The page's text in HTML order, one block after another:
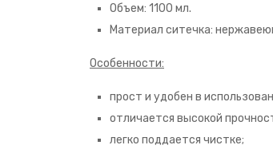
Объем: 1100 мл.
Материал ситечка:
Особенности:
прост и удобен в
отличается высокой
легко поддается чистке;